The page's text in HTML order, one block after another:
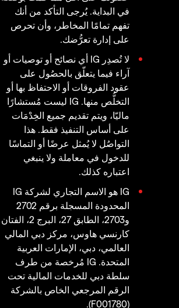
في البداية. يُرجى التأكد من أنك
تفهم تمامًا المخاطر، وأن تحرص
على إدارة تعرُّضك.
لا تُصدِر IG أي نصائح أو توصيات أو
آراء فيما يتعلّق بالحصُول على
عقود الفروقات أو الاحتفاظ بها أو
التخلُّص منها. IG ليست مُستشارًا
ماليّا، ويتم تقديم جميع الخِدْمَات
على أساس التنفيذ فقط. هذا
التواصُل لا يُمثل عرضًا أو التماسًا
للدخول في معاملة ولا ينبغي
اعتباره كذلك.
IG هو الاسم التجاري لشركة IG
المحدودة المسجلة برقم 2702
و2703، الطابق 27، البرج 2، الفتان
كارنسي هاوس، مركز دبي المالي
العالمي، دبي، الإمارات العربية
المتحدة. IG مُرخصة من طرف
سلطة دبي للخدمات المالية تحت
الرقم المرجعي الخاص بالشركة
(F001780).